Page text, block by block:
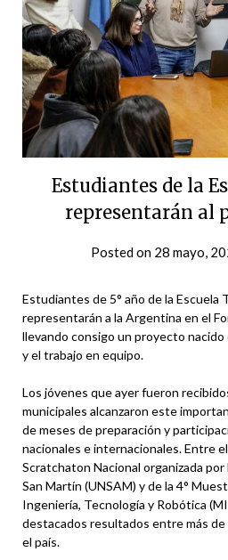
Estudiantes de la
representarán al
Posted on 28 mayo,
Estudiantes de 5° año de la Escuela
representarán a la Argentina en el
llevando consigo un proyecto
y el trabajo en equipo.
Los jóvenes que ayer fueron
municipales alcanzaron este
de meses de preparación y
nacionales e internacionales. Entre
Scratchaton Nacional organizada
San Martín (UNSAM) y de la 4°
Ingeniería, Tecnología y Robótica
destacados resultados entre más
el país.